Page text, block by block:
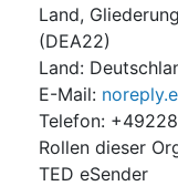
Land,
(DEA22)
Land:
E-Mail:
Telefon:
Rollen dieser
TED eSender